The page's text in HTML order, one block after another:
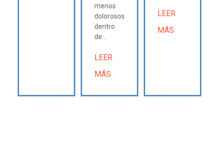
menos
dolorosos
dentro
de...
LEER
MÁS
LEER
MÁS